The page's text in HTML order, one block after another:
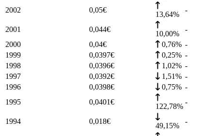
2002 0,05€
13,64%
-
2001 0,044€
10,00%
-
2000
0,04€ 0,76% -
1999
0,0397€ 0,25% -
1998
0,0396€ 1,02% -
1997
0,0392€ 1,51% -
1996
0,0398€ 0,75% -
1995
0,0401€
122,78%
-
1994 0,018€
49,15%
-